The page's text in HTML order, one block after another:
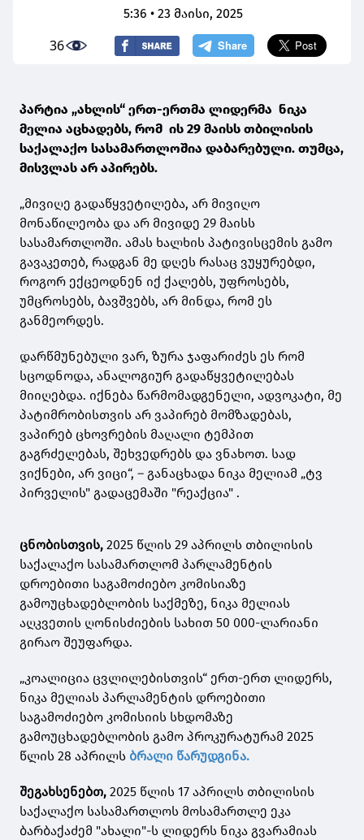
5:36 • 23 მაისი, 2025
36
პარტია „ახლის“ ერთ-ერთმა ლიდერმა ნიკა
მელია აცხადებს, რომ ის 29 მაისს თბილისის
საქალაქო სასამართლოშია დაბარებული. თუმცა,
მისვლას არ აპირებს.
„მივიღე გადაწყვეტილება, არ მივიღო
მონაწილეობა და არ მივიდე 29 მაისს
სასამართლოში. ამას ხალხის პატივისცემის გამო
გავაკეთებ, რადგან მე დღეს რასაც ვუყურებდი,
როგორ ექცეოდნენ იქ ქალებს, უფროსებს,
უმცროსებს, ბავშვებს, არ მინდა, რომ ეს
განმეორდეს.
დარწმუნებული ვარ, ზურა ჯაფარიძეს ეს რომ
სცოდნოდა, ანალოგიურ გადაწყვეტილებას
მიიღებდა. იქნება წარმომადგენელი, ადვოკატი, მე
პატიმრობისთვის არ ვაპირებ მომზადებას,
ვაპირებ ცხოვრების მაღალი ტემპით
გაგრძელებას, შეხვედრებს და ვნახოთ. სად
ვიქნები, არ ვიცი“, – განაცხადა ნიკა მელიამ „ტვ
პირველის" გადაცემაში "რეაქცია" .
ცნობისთვის, 2025 წლის 29 აპრილს თბილისის
საქალაქო სასამართლომ პარლამენტის
დროებითი საგამოძიებო კომისიაზე
გამოუცხადებლობის საქმეზე, ნიკა მელიას
აღკვეთის ღონისძიების სახით 50 000-ლარიანი
გირაო შეუფარდა.
„კოალიცია ცვლილებისთვის“ ერთ-ერთ ლიდერს,
ნიკა მელიას პარლამენტის დროებითი
საგამოძიებო კომისიის სხდომაზე
გამოუცხადებლობის გამო პროკურატურამ 2025
წლის 28 აპრილს ბრალი წარუდგინა.
შეგახსენებთ, 2025 წლის 17 აპრილს თბილისის
საქალაქო სასამართლოს მოსამართლე ეკა
ბარბაქაძემ "ახალი"-ს ლიდერს ნიკა გვარამიას